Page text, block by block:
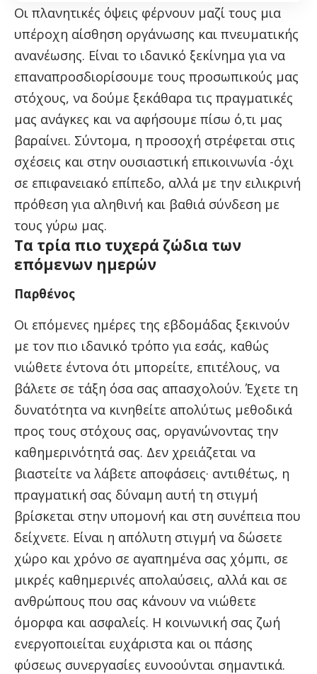
Οι πλανητικές όψεις φέρνουν μαζί τους μια
υπέροχη αίσθηση οργάνωσης και πνευματικής
ανανέωσης. Είναι το ιδανικό ξεκίνημα για να
επαναπροσδιορίσουμε τους προσωπικούς μας
στόχους, να δούμε ξεκάθαρα τις πραγματικές
μας ανάγκες και να αφήσουμε πίσω ό,τι μας
βαραίνει. Σύντομα, η προσοχή στρέφεται στις
σχέσεις και στην ουσιαστική επικοινωνία -όχι
σε επιφανειακό επίπεδο, αλλά με την ειλικρινή
πρόθεση για αληθινή και βαθιά σύνδεση με
τους γύρω μας.
Τα τρία πιο τυχερά ζώδια των
επόμενων ημερών
Παρθένος
Οι επόμενες ημέρες της εβδομάδας ξεκινούν
με τον πιο ιδανικό τρόπο για εσάς, καθώς
νιώθετε έντονα ότι μπορείτε, επιτέλους, να
βάλετε σε τάξη όσα σας απασχολούν. Έχετε τη
δυνατότητα να κινηθείτε απολύτως μεθοδικά
προς τους στόχους σας, οργανώνοντας την
καθημερινότητά σας. Δεν χρειάζεται να
βιαστείτε να λάβετε αποφάσεις· αντιθέτως, η
πραγματική σας δύναμη αυτή τη στιγμή
βρίσκεται στην υπομονή και στη συνέπεια που
δείχνετε. Είναι η απόλυτη στιγμή να δώσετε
χώρο και χρόνο σε αγαπημένα σας χόμπι, σε
μικρές καθημερινές απολαύσεις, αλλά και σε
ανθρώπους που σας κάνουν να νιώθετε
όμορφα και ασφαλείς. Η κοινωνική σας ζωή
ενεργοποιείται ευχάριστα και οι πάσης
φύσεως συνεργασίες ευνοούνται σημαντικά.